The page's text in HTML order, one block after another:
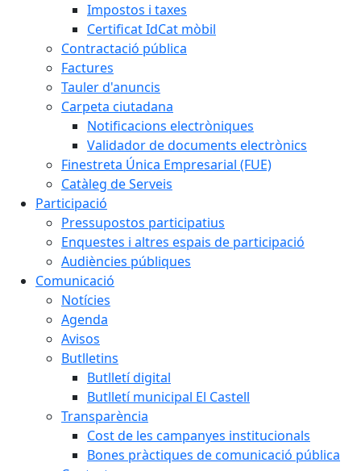
Impostos i taxes
Certificat IdCat mòbil
Contractació pública
Factures
Tauler d'anuncis
Carpeta ciutadana
Notificacions electròniques
Validador de documents electrònics
Finestreta Única Empresarial (FUE)
Catàleg de Serveis
Participació
Pressupostos participatius
Enquestes i altres espais de participació
Audiències públiques
Comunicació
Notícies
Agenda
Avisos
Butlletins
Butlletí digital
Butlletí municipal El Castell
Transparència
Cost de les campanyes institucionals
Bones pràctiques de comunicació pública